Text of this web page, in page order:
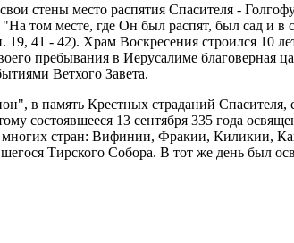
стены место распятия Спасителя -
том месте, где Он был распят, был сад и
41 - 42). Храм Воскресения строился 10
пребывания в Иерусалиме благоверная
Ветхого Завета.
в память Крестных страданий
состоявшееся 13 сентября 335 года
многих стран: Вифинии, Фракии, Киликии,
Тирского Собора. В тот же день был